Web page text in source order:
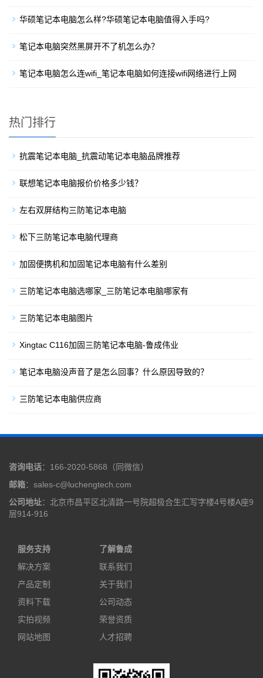
华硕笔记本电脑怎么样?华硕笔记本电脑值得入手吗?
笔记本电脑突然黑屏开不了机怎么办？
笔记本电脑怎么连wifi_笔记本电脑如何连接wifi网络进行上网
热门排行
抗震笔记本电脑_抗震动笔记本电脑品牌推荐
联想笔记本电脑报价价格多少钱？
左右双屏结构三防笔记本电脑
松下三防笔记本电脑代理商
加固便携机和加固笔记本电脑有什么差别
三防笔记本电脑选哪家_三防笔记本电脑哪家有
三防笔记本电脑图片
Xingtac C116加固三防笔记本电脑-鲁成伟业
笔记本电脑没声音了是怎么回事？什么原因导致的？
三防笔记本电脑供应商
咨询电话：166-2020-5868（同微信）
邮箱：sales-c@luchengtech.com
公司地址：北京市昌平区北清路一号院超极合生汇写字楼4号楼A座9
层914-916
服务支持
解决方案
产品定制
资料下载
实拍视频
网站地图
了解鲁成
联系我们
关于我们
公司动态
荣誉资质
人才招聘